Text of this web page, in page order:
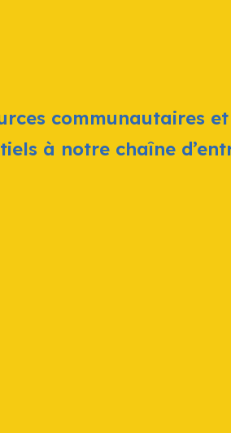
communautaires et
à notre chaîne